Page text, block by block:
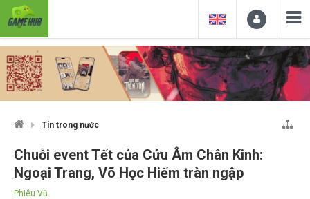
Tin trong nước
Chuỗi event Tết của Cửu Âm Chân Kinh:
Ngoại Trang, Võ Học Hiếm tràn ngập
Phiêu Vũ